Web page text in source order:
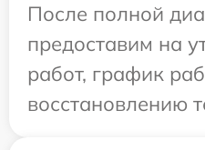
После полной
предоставим на
работ, график
восстановлению